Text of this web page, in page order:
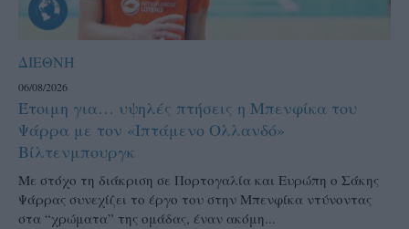
ΔΙΕΘΝΗ
06/08/2026
Έτοιμη για… υψηλές πτήσεις η Μπενφίκα του
Ψάρρα με τον «Ιπτάμενο Ολλανδό»
Βίλτενμπουργκ
Mε στόχο τη διάκριση σε Πορτογαλία και Ευρώπη ο Σάκης
Ψάρρας συνεχίζει το έργο του στην Μπενφίκα ντύνοντας
στα “χρώματα” της ομάδας, έναν ακόμη...